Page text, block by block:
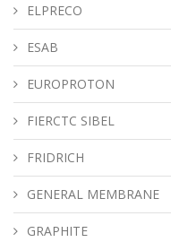
ELPRECO
ESAB
EUROPROTON
FIERCTC SIBEL
FRIDRICH
GENERAL MEMBRANE
GRAPHITE